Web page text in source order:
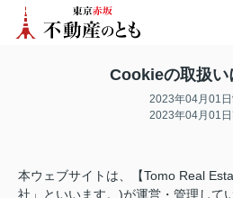
Cookieの取扱い
2023年04月01
2023年04月01
本ウェブサイトは、【Tomo Real
社」といいます。)が運営・管理して